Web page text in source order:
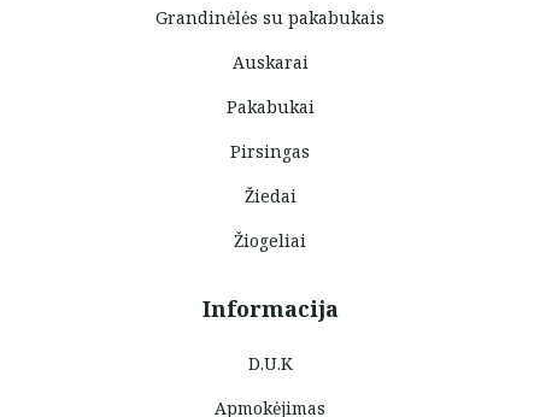
Grandinėlės su pakabukais
Auskarai
Pakabukai
Pirsingas
Žiedai
Žiogeliai
Informacija
D.U.K
Apmokėjimas